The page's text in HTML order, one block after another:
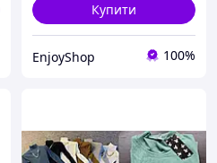
Купити
EnjoyShop 100%